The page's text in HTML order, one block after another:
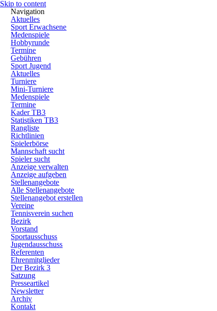
Skip to content
Navigation
Aktuelles
Sport Erwachsene
Medenspiele
Hobbyrunde
Termine
Gebühren
Sport Jugend
Aktuelles
Turniere
Mini-Turniere
Medenspiele
Termine
Kader TB3
Statistiken TB3
Rangliste
Richtlinien
Spielerbörse
Mannschaft sucht
Spieler sucht
Anzeige verwalten
Anzeige aufgeben
Stellenangebote
Alle Stellenangebote
Stellenangebot erstellen
Vereine
Tennisverein suchen
Bezirk
Vorstand
Sportausschuss
Jugendausschuss
Referenten
Ehrenmitglieder
Der Bezirk 3
Satzung
Presseartikel
Newsletter
Archiv
Kontakt